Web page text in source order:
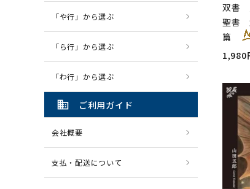
双書
聖書
篇
1,980
「や行」から選ぶ
「ら行」から選ぶ
「わ行」から選ぶ
domain ご利用ガイド
会社概要
支払・配送について